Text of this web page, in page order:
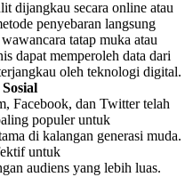
dijangkau secara online atau
penyebaran langsung
tatap muka atau
dapat memperoleh data dari
oleh teknologi digital.
Facebook, dan Twitter telah
populer untuk
di kalangan generasi muda.
untuk
audiens yang lebih luas.